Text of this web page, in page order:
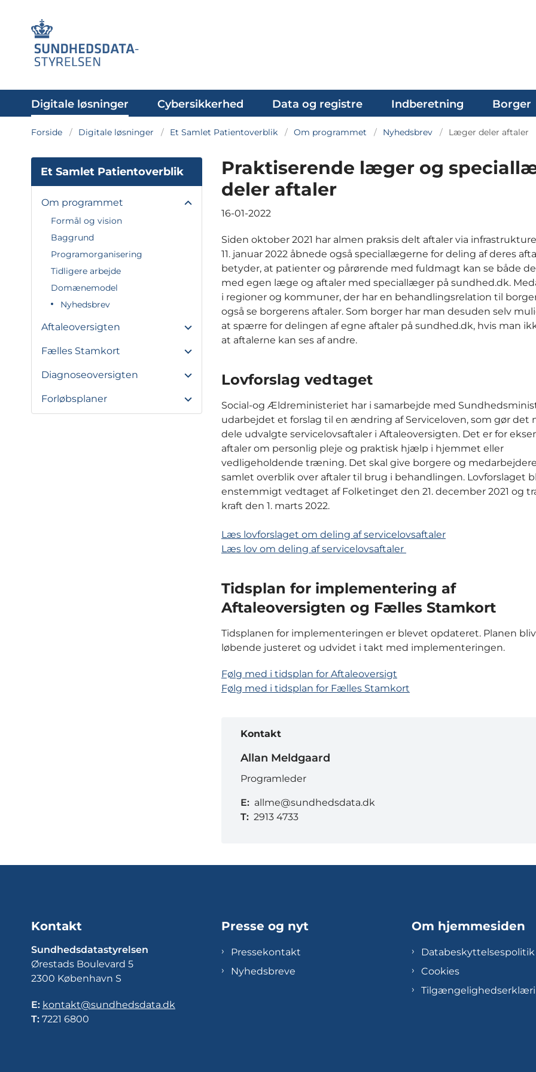
Digitale løsninger Cybersikkerhed Data og registre Indberetning Borger
Forside Digitale løsninger Et Samlet Patientoverblik Om programmet Nyhedsbrev Læger deler aftaler
Et Samlet Patientoverblik
Om programmet
Formål og vision
Baggrund
Programorganisering
Tidligere arbejde
Domænemodel
Nyhedsbrev
Aftaleoversigten
Fælles Stamkort
Diagnoseoversigten
Forløbsplaner
Praktiserende læger og
deler aftaler
16-01-2022
Siden oktober 2021 har almen praksis delt aftaler via
11. januar 2022 åbnede også speciallægerne for deling af deres
betyder, at patienter og pårørende med fuldmagt kan se både
med egen læge og aftaler med speciallæger på sundhed.dk.
i regioner og kommuner, der har en behandlingsrelation til
også se borgerens aftaler. Som borger har man desuden selv
at spærre for delingen af egne aftaler på sundhed.dk, hvis man
at aftalerne kan ses af andre.
Lovforslag vedtaget
Social-og Ældreministeriet har i samarbejde med
udarbejdet et forslag til en ændring af Serviceloven, som gør det
dele udvalgte servicelovsaftaler i Aftaleoversigten. Det er for
aftaler om personlig pleje og praktisk hjælp i hjemmet eller
vedligeholdende træning. Det skal give borgere og
samlet overblik over aftaler til brug i behandlingen. Lovforslaget
enstemmigt vedtaget af Folketinget den 21. december 2021 og
kraft den 1. marts 2022.
Læs lovforslaget om deling af servicelovsaftaler
Læs lov om deling af servicelovsaftaler
Tidsplan for implementering af
Aftaleoversigten og Fælles Stamkort
Tidsplanen for implementeringen er blevet opdateret. Planen
løbende justeret og udvidet i takt med implementeringen.
Følg med i tidsplan for Aftaleoversigt
Følg med i tidsplan for Fælles Stamkort
Kontakt
Allan Meldgaard
Programleder
E: allme@sundhedsdata.dk
T: 2913 4733
Kontakt
Sundhedsdatastyrelsen
Ørestads Boulevard 5
2300 København S
E: kontakt@sundhedsdata.dk
T: 7221 6800
Presse og nyt
Pressekontakt
Nyhedsbreve
Om hjemmesiden
Databeskyttelsespolitik
Cookies